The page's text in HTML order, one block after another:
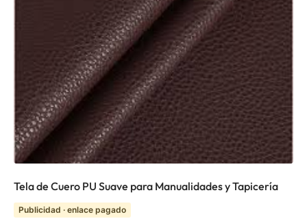
Tela de Cuero PU Suave para Manualidades y Tapicería
Publicidad · enlace pagado